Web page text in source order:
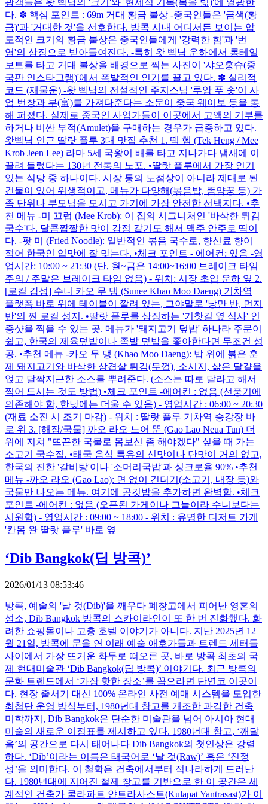
다. ✽ 핵심 포인트 : 69m 거대 황금 불상 -중국인들은 '금색(황
금)'과 '거대한 것'을 선호한다. 방콕 시내 어디서든 보이는 압
도적인 크기의 황금 불상은 중국인들에게 '강력한 힘'과 '번
영'의 상징으로 받아들여진다. -특히 왓 빡남 운하에서 롱테일
보트를 타고 거대 불상을 배경으로 찍는 사진이 '샤오홍슈(중
국판 인스타그램)'에서 폭발적인 인기를 끌고 있다. ✽ 실리적
코드 (재물운) -왓 빡남의 전설적인 주지스님 '루앙 푸 솟'이 사
업 번창과 부(富)를 가져다준다는 소문이 중국 웨이보 등을 통
해 퍼졌다. 실제로 중국인 사업가들이 이곳에서 고액의 기부를
하거나 비싼 부적(Amulet)을 구매하는 경우가 급증하고 있다.
왓빡남 인근 딸랏 플루 3대 맛집 추천 1. 떽 헹 (Tek Heng / Mee
Krob Jeen Lee) 라마 5세 국왕이 배를 타고 지나가다 냄새에 이
끌려 들렀다는 130년 전통의 노포. •딸랏 플루에서 가장 인기
있는 식당 중 하나이다. 시장 통의 노점상이 아니라 제대로 된
건물이 있어 위생적이고, 메뉴가 다양해(볶음밥, 똠얌꿍 등) 가
족 단위나 부모님을 모시고 가기에 가장 안전한 선택지다. •추
천 메뉴 -미 끄럽 (Mee Krob): 이 집의 시그니처인 '바삭한 튀김
국수'다. 달콤짭짤한 맛이 강정 같기도 해서 맥주 안주로 딱이
다. -팟 미 (Fried Noodle): 일반적인 볶음 국수로, 향신료 향이
적어 한국인 입맛에 잘 맞는다. •체크 포인트 - 에어컨: 있음 -영
업시간: 10:00 ~ 21:30 (단, 월~금은 14:00~16:00 브레이크 타임
주의 / 주말은 브레이크 타임 없음) - 위치: 시장 초입 운하 옆 2.
[로컬 감성] 수니 카오 무 댕 (Sunee Khao Moo Daeng) 기차역
플랫폼 바로 위에 테이블이 깔려 있는, 그야말로 '낭만 반, 먼지
반'의 찐 로컬 성지. •딸랏 플루를 상징하는 '기찻길 옆 식사' 인
증샷을 찍을 수 있는 곳. 메뉴가 '돼지고기 덮밥' 하나라 주문이
쉽고, 한국의 제육덮밥이나 족발 덮밥을 좋아한다면 무조건 성
공. •추천 메뉴 -카오 무 댕 (Khao Moo Daeng): 밥 위에 붉은 훈
제 돼지고기와 바삭한 삼겹살 튀김(무껍), 소시지, 삶은 달걀을
얹고 달짝지근한 소스를 뿌려준다. (소스는 따로 달라고 해서
찍어 드시는 것도 방법) •체크 포인트 -에어컨 : 없음 (선풍기에
의존해야 함, 한낮에는 더울 수 있음) - 영업시간 : 06:00 ~ 20:30
(재료 소진 시 조기 마감) - 위치 : 딸랏 플루 기차역 승강장 바
로 위 3. [해장/국물] 까오 라오 느어 뚠 (Gao Lao Neua Tun) 더
위에 지쳐 "뜨끈한 국물로 몸보신 좀 해야겠다" 싶을 때 가는
소고기 국수집. •태국 음식 특유의 신맛이나 단맛이 거의 없고,
한국의 진한 '갈비탕'이나 '소머리국밥'과 싱크로율 90% •추천
메뉴 -까오 라오 (Gao Lao): 면 없이 건더기(소고기, 내장 등)와
국물만 나오는 메뉴. 여기에 공깃밥을 추가하면 완벽함. •체크
포인트 -에어컨 : 없음 (오픈된 가게이나 그늘이라 수니보다는
시원함) - 영업시간 : 09:00 ~ 18:00 - 위치 : 유명한 디저트 가게
'칸몸 완 딸랏 플루' 바로 옆
‘Dib Bangkok(딥 방콕)’
2026/01/13 08:53:46
방콕, 예술의 '날 것(Dib)'을 깨우다 폐창고에서 피어난 영혼의
성소, Dib Bangkok 방콕의 스카이라인이 또 한 번 진화했다. 화
려한 쇼핑몰이나 고층 호텔 이야기가 아니다. 지난 2025년 12
월 21일, 방콕에 문을 연 이래 예술 애호가들과 트렌드 세터들
사이에서 가장 뜨거운 화두로 떠오른 곳, 바로 방콕 최초의 국
제 현대미술관 ‘Dib Bangkok(딥 방콕)’ 이야기다. 최근 방콕의
문화 트렌드에서 ‘가장 핫한 장소’를 꼽으라면 단연코 이곳이
다. 현장 줄서기 대신 100% 온라인 사전 예매 시스템을 도입한
최첨단 운영 방식부터, 1980년대 창고를 개조한 과감한 건축
미학까지, Dib Bangkok은 단순한 미술관을 넘어 아시아 현대
미술의 새로운 이정표를 제시하고 있다. 1980년대 창고, ‘깨달
음’의 공간으로 다시 태어나다 Dib Bangkok의 첫인상은 강렬
하다. ‘Dib’이라는 이름은 태국어로 ‘날 것(Raw)’ 혹은 ‘진정
성’을 의미한다. 이 철학은 건축에서부터 적나라하게 드러난
다. 1980년대에 지어진 철제 창고를 기반으로 한 이 공간은 세
계적인 건축가 쿨라파트 얀트라사스트(Kulapat Yantrasast)가 이